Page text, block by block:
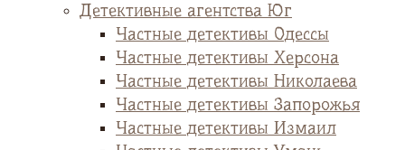
Детективные агентства Юг
Частные детективы Одессы
Частные детективы Херсона
Частные детективы Николаева
Частные детективы Запорожья
Частные детективы Измаил